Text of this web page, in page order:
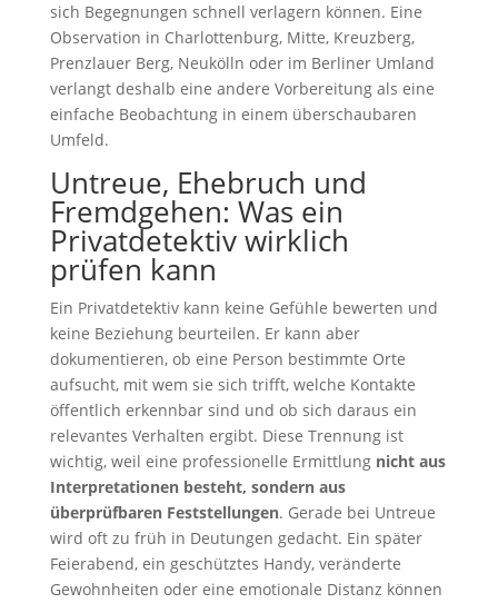
sich Begegnungen schnell verlagern können. Eine
Observation in Charlottenburg, Mitte, Kreuzberg,
Prenzlauer Berg, Neukölln oder im Berliner Umland
verlangt deshalb eine andere Vorbereitung als eine
einfache Beobachtung in einem überschaubaren
Umfeld.
Untreue, Ehebruch und
Fremdgehen: Was ein
Privatdetektiv wirklich
prüfen kann
Ein Privatdetektiv kann keine Gefühle bewerten und
keine Beziehung beurteilen. Er kann aber
dokumentieren, ob eine Person bestimmte Orte
aufsucht, mit wem sie sich trifft, welche Kontakte
öffentlich erkennbar sind und ob sich daraus ein
relevantes Verhalten ergibt. Diese Trennung ist
wichtig, weil eine professionelle Ermittlung nicht aus
Interpretationen besteht, sondern aus
überprüfbaren Feststellungen. Gerade bei Untreue
wird oft zu früh in Deutungen gedacht. Ein später
Feierabend, ein geschütztes Handy, veränderte
Gewohnheiten oder eine emotionale Distanz können